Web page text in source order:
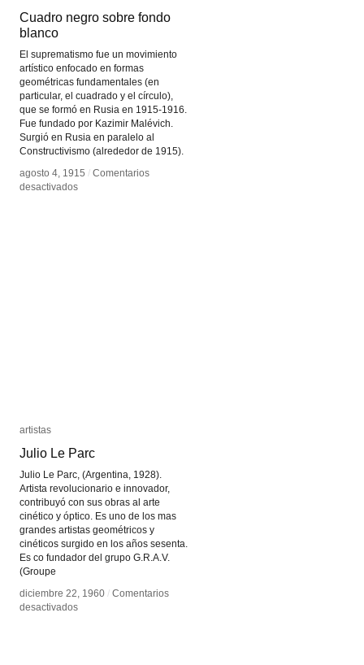
Cuadro negro sobre fondo
blanco
El suprematismo fue un movimiento
artístico enfocado en formas
geométricas fundamentales (en
particular, el cuadrado y el círculo),
que se formó en Rusia en 1915-1916.
Fue fundado por Kazimir Malévich.
Surgió en Rusia en paralelo al
Constructivismo (alrededor de 1915).
agosto 4, 1915 / Comentarios
desactivadosen
Cuadro negro sobre fondo
blanco
agosto 4, 1915 / Comentarios
desactivadosen
artistas
Julio Le Parc
Julio Le Parc, (Argentina, 1928).
Artista revolucionario e innovador,
contribuyó con sus obras al arte
cinético y óptico. Es uno de los mas
grandes artistas geométricos y
cinéticos surgido en los años sesenta.
Es co fundador del grupo G.R.A.V.
(Groupe
diciembre 22, 1960 / Comentarios
desactivadosen
artistas
Julio Le Parc
diciembre 22, 1960 / Comentarios
desactivadosen